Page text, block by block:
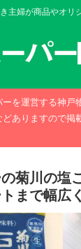
主婦が商品やオリ
を運営する神戸
ありますので掲
菊川の塩
まで幅広